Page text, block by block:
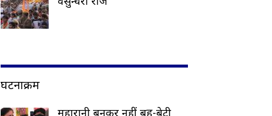
घटनाक्रम
महारानी बनकर नहीं बहू-बेटी